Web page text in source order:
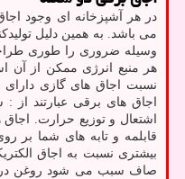
در هر آشپزخانه ای وجود
می باشد. به همین دلیل
وسیله ضروری را طوری
هر منبع انرژی ممکن از آن
نسبت اجاق های گازی دارای
اجاق های برقی عبارتند
اشتعال و توزیع حرارت.
قابلمه و تابه های شما بر
بیشتری نسبت به اجاق
صاف سبب می شود روغن در